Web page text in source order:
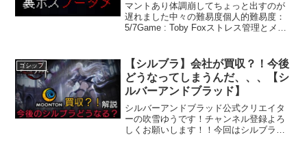
マントあり体調崩してちょっと出すのが
遅れました中々の難易度個人的難易度：
5/7Game : Toby Foxストレス管理とメン
悩まされています。仕事や家庭の責任、
さらに...
ゴシップ
【シルブラ】会社が買収？！今後
どうなってしまうんだ、、、【シ
ルバーアンドブラッド】
シルバーアンドブラッド公式クリエイタ
ーの吹雪ゆうです！チャンネル登録よろ
しくお願いします！！今回はシルブラ運